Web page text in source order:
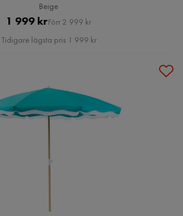
Beige
Pris
1 999 krOriginal
Pris
Förr 2 999 kr
Tidigare lägsta pris 1 999 kr